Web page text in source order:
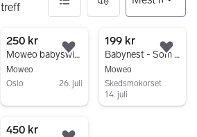
treff
3 resultater
250 kr
Moweo babyswing / huske i tre, svart
Moweo
Oslo
26. juli
Legg til som favoritt.
Gå til annonsen
199 kr
Babynest - Som ny
Moweo
Skedsmokorset
14. juli
450 kr